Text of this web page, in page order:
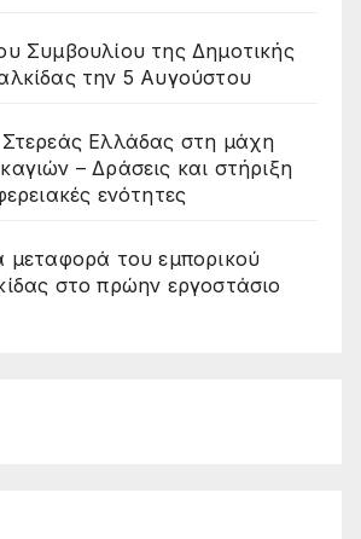
Συμβουλίου της Δημοτικής
την 5 Αυγούστου
Ελλάδας στη μάχη
– Δράσεις και στήριξη
ενότητες
μεταφορά του εμπορικού
στο πρώην εργοστάσιο